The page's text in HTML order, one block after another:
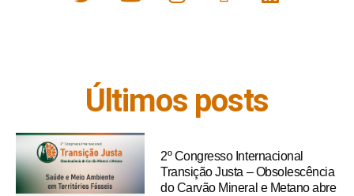
Últimos posts
2º Congresso Internacional
Transição Justa – Obsolescência
do Carvão Mineral e Metano abre